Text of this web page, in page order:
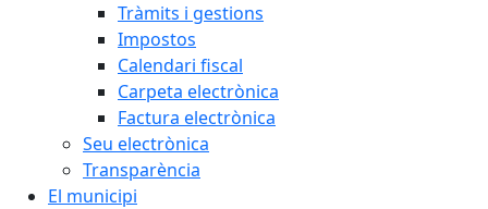
Tràmits i gestions
Impostos
Calendari fiscal
Carpeta electrònica
Factura electrònica
Seu electrònica
Transparència
El municipi